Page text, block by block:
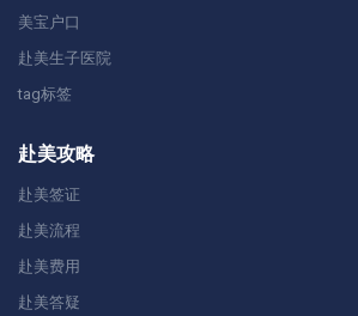
美宝户口
赴美生子医院
tag标签
赴美攻略
赴美签证
赴美流程
赴美费用
赴美答疑